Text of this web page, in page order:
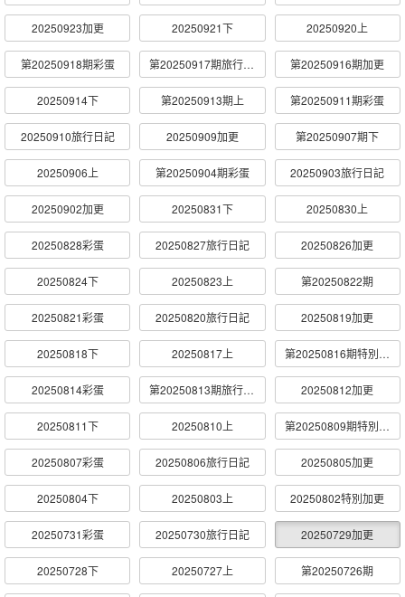
20250923加更 20250921下 20250920上
第20250918期彩蛋 第20250917期旅行日記 第20250916期加更
20250914下 第20250913期上 第20250911期彩蛋
20250910旅行日記 20250909加更 第20250907期下
20250906上 第20250904期彩蛋 20250903旅行日記
20250902加更 20250831下 20250830上
20250828彩蛋 20250827旅行日記 20250826加更
20250824下 20250823上 第20250822期
20250821彩蛋 20250820旅行日記 20250819加更
20250818下 20250817上 第20250816期特別加更
20250814彩蛋 第20250813期旅行日記 20250812加更
20250811下 20250810上 第20250809期特別加更
20250807彩蛋 20250806旅行日記 20250805加更
20250804下 20250803上 20250802特別加更
20250731彩蛋 20250730旅行日記 20250729加更
20250728下 20250727上 第20250726期